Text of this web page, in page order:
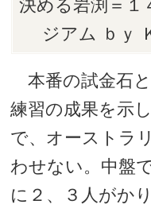
決める岩渕＝１
ジアム ｂｙ
本番の試金石
練習の成果を示
で、オーストラ
わせない。中盤
に２、３人がか